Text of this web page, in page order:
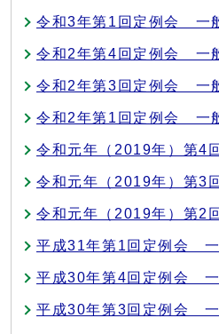
令和3年第1回定例会 一
令和2年第4回定例会 一
令和2年第3回定例会 一
令和2年第1回定例会 一
令和元年（2019年）第4
令和元年（2019年）第3
令和元年（2019年）第2
平成31年第1回定例会 一
平成30年第4回定例会 一
平成30年第3回定例会 一